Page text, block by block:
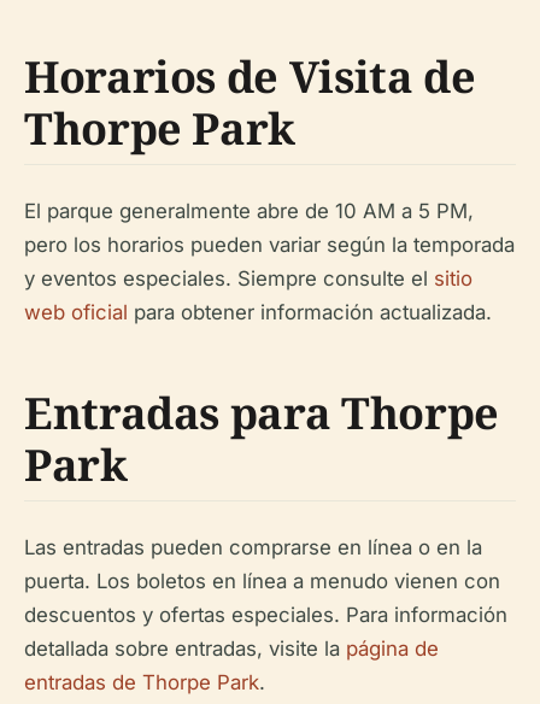
Horarios de Visita de
Thorpe Park
El parque generalmente abre de 10 AM a 5 PM,
pero los horarios pueden variar según la temporada
y eventos especiales. Siempre consulte el sitio
web oficial para obtener información actualizada.
Entradas para Thorpe
Park
Las entradas pueden comprarse en línea o en la
puerta. Los boletos en línea a menudo vienen con
descuentos y ofertas especiales. Para información
detallada sobre entradas, visite la página de
entradas de Thorpe Park.